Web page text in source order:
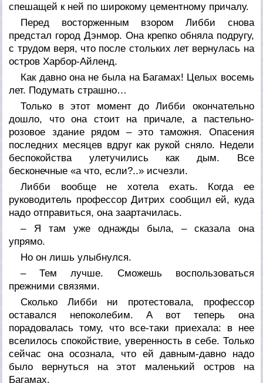
спешащей к ней по широкому цементному причалу.
Перед восторженным взором Либби снова
предстал город Дэнмор. Она крепко обняла подругу,
с трудом веря, что после стольких лет вернулась на
остров Харбор-Айленд.
Как давно она не была на Багамах! Целых восемь
лет. Подумать страшно…
Только в этот момент до Либби окончательно
дошло, что она стоит на причале, а пастельно-
розовое здание рядом – это таможня. Опасения
последних месяцев вдруг как рукой сняло. Недели
беспокойства улетучились как дым. Все
бесконечные «а что, если?..» исчезли.
Либби вообще не хотела ехать. Когда ее
руководитель профессор Дитрих сообщил ей, куда
надо отправиться, она заартачилась.
– Я там уже однажды была, – сказала она
упрямо.
Но он лишь улыбнулся.
– Тем лучше. Сможешь воспользоваться
прежними связями.
Сколько Либби ни протестовала, профессор
оставался непоколебим. А вот теперь она
порадовалась тому, что все-таки приехала: в нее
вселилось спокойствие, уверенность в себе. Только
сейчас она осознала, что ей давным-давно надо
было вернуться на этот маленький остров на
Багамах.